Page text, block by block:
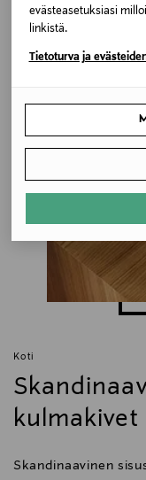
evästeasetuksiasi
linkistä.
Tietoturva ja
Koti
kulmakivet
Skandinaavinen
Inspiroidu